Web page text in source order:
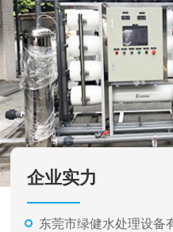
企业实力
东莞市绿健水处理设备